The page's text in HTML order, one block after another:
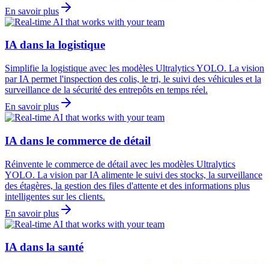
En savoir plus
IA dans la logistique
Simplifie la logistique avec les modèles Ultralytics YOLO. La vision
par IA permet l'inspection des colis, le tri, le suivi des véhicules et la
surveillance de la sécurité des entrepôts en temps réel.
En savoir plus
IA dans le commerce de détail
Réinvente le commerce de détail avec les modèles Ultralytics
YOLO. La vision par IA alimente le suivi des stocks, la surveillance
des étagères, la gestion des files d'attente et des informations plus
intelligentes sur les clients.
En savoir plus
IA dans la santé